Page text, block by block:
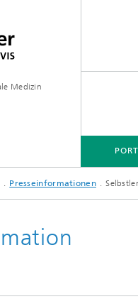
Medizin
Presseinformationen